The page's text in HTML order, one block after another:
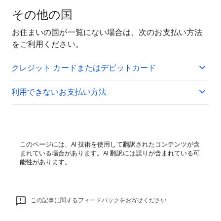
その他の国
お住まいの国が一覧にない場合は、次のお支払い方法
をご利用ください。
クレジット カードまたはデビットカード
利用できないお支払い方法
このページには、AI 技術を使用して翻訳されたコンテンツが含
まれている場合があります。AI 翻訳には誤りが含まれている可
能性があります。
この記事に関するフィードバックをお寄せください